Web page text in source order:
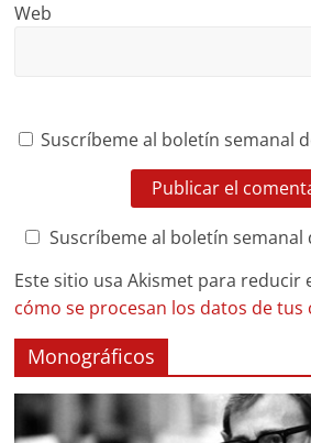
Web
Suscríbeme al boletín semanal
Suscríbeme al boletín semanal
Este sitio usa Akismet para reducir
cómo se procesan los datos de tus
Monográficos